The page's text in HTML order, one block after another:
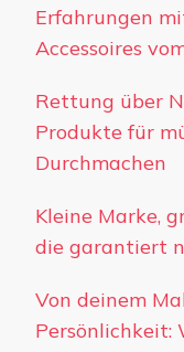
Erfahrungen
Accessoires
Rettung über
Produkte für
Durchmachen
Kleine Marke,
die garantiert
Von deinem
Persönlichkeit: